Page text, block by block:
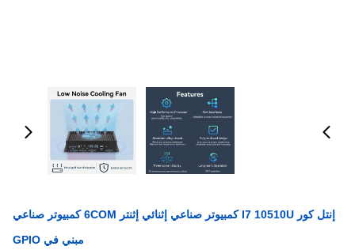
إنتل كور I7 10510U كمبيوتر صناعي إثنائي إثنتر 6COM كمبيوتر صناعي
مبني في GPIO